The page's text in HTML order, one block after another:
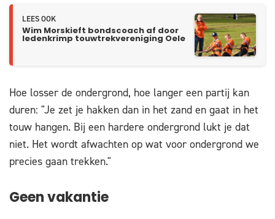
LEES OOK
Wim Morskieft bondscoach af door
ledenkrimp touwtrekvereniging Oele
Hoe losser de ondergrond, hoe langer een partij kan
duren: "Je zet je hakken dan in het zand en gaat in het
touw hangen. Bij een hardere ondergrond lukt je dat
niet. Het wordt afwachten op wat voor ondergrond we
precies gaan trekken."
Geen vakantie